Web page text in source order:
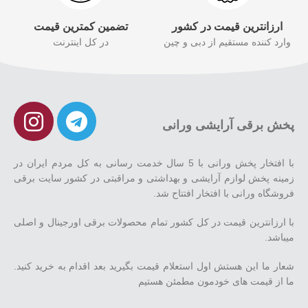
ارزانترین قیمت در کشور
وارد کننده مستقیم از دبی و چین
تضمین کمترین قیمت
در کل اینترنت
پخش برقی آرایشی ورانی
با افتخار پخش ورانی با 5 سال خدمت رسانی به کل مردم ایران در
زمینه پخش لوازم آرایشی و بهداشتی و مراقبتی در کشور سایت برقی
فروشگاه ورانی با افتخار افتتاح شد.
با ارزانترین قیمت در کل کشور تمام محصولات برقی اورجینال و اصلی
میباشد.
شعار ما این هستش اول استعلام قیمت بگیرید بعد اقدام به خرید کنید.
ما از قیمت های خودمون مطمئن هستیم